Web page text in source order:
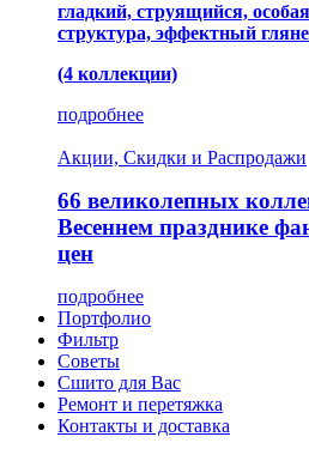
гладкий, струящийся,
структура, эффектный
(4 коллекции)
подробнее
Акции, Скидки и Распродажи
66 великолепных
Весеннем празднике
цен
подробнее
Портфолио
Фильтр
Советы
Сшито для Вас
Ремонт и перетяжка
Контакты и доставка